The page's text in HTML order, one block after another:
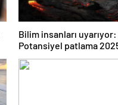
Bilim insanları uyarıyor:
Potansiyel patlama
bekleniyor!